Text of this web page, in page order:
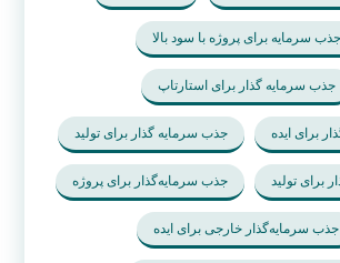
جذب سرمایه برای پروژه با سود بالا
جذب سرمایه گذار برای استارتاپ
برای ایده جذب سرمایه گذار برای تولید
برای تولید جذب سرمایه‌گذار برای پروژه
جذب سرمایه‌گذار خارجی برای ایده